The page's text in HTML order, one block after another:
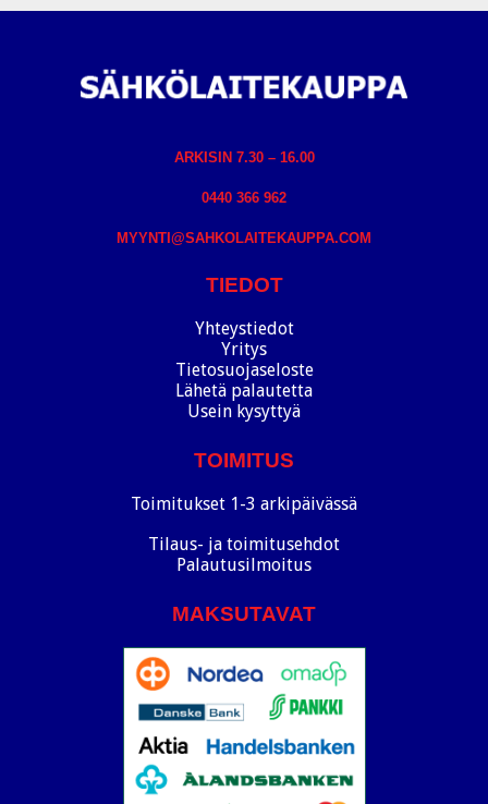
ARKISIN 7.30 – 16.00
0440 366 962
MYYNTI@SAHKOLAITEKAUPPA.COM
TIEDOT
Yhteystiedot
Yritys
Tietosuojaseloste
Lähetä palautetta
Usein kysyttyä
TOIMITUS
Toimitukset 1-3 arkipäivässä
Tilaus- ja toimitusehdot
Palautusilmoitus
MAKSUTAVAT